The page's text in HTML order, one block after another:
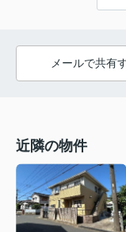
メールで共有
近隣の物件